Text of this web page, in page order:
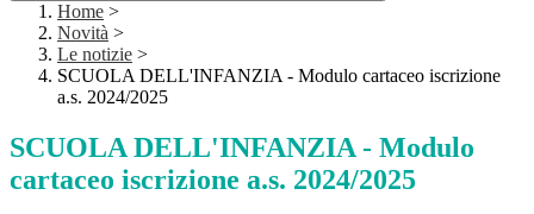
Home >
Novità >
Le notizie >
SCUOLA DELL'INFANZIA - Modulo cartaceo iscrizione
a.s. 2024/2025
SCUOLA DELL'INFANZIA - Modulo
cartaceo iscrizione a.s. 2024/2025